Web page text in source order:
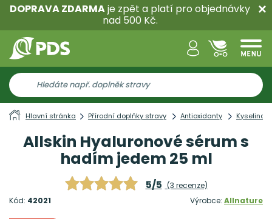
DOPRAVA ZDARMAje zpět a platí pro objednávky
nad 500 Kč.
Hlavní stránka Přírodní doplňky stravy Antioxidanty Kyselina
Allskin Hyaluronové sérum s
hadím jedem 25 ml
5/5 (3 recenze)
Kód: 42021 Výrobce: Allnature